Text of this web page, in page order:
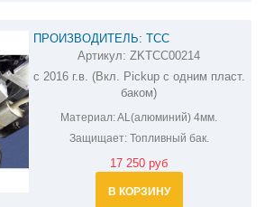
ПРОИЗВОДИТЕЛЬ: ТСС
ЗАЩИТА ТОПЛИВНОГО БАКА УАЗ
PATRIOT ZKTCC00214
Артикул: ZKTCC00214
с 2016 г.в. (Вкл. Pickup с одним пласт.
баком)
Материал:AL(алюминий) 4мм.
Защищает:Топливный бак.
17 250 руб
В КОРЗИНУ